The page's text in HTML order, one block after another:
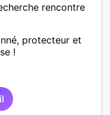
rencontre
protecteur et
!